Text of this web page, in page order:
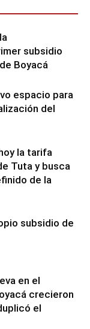
subsidio
Boyacá
espacio para
del
la tarifa
Tuta y busca
de la
subsidio de
en el
crecieron
el